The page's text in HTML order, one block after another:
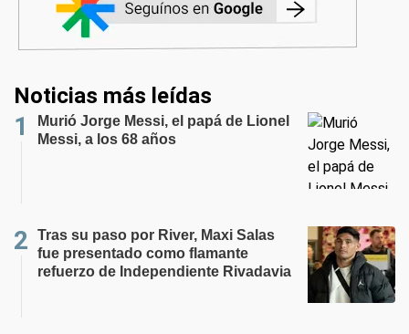
Noticias más leídas
Murió Jorge Messi, el papá de Lionel
Messi, a los 68 años
Tras su paso por River, Maxi Salas
fue presentado como flamante
refuerzo de Independiente Rivadavia